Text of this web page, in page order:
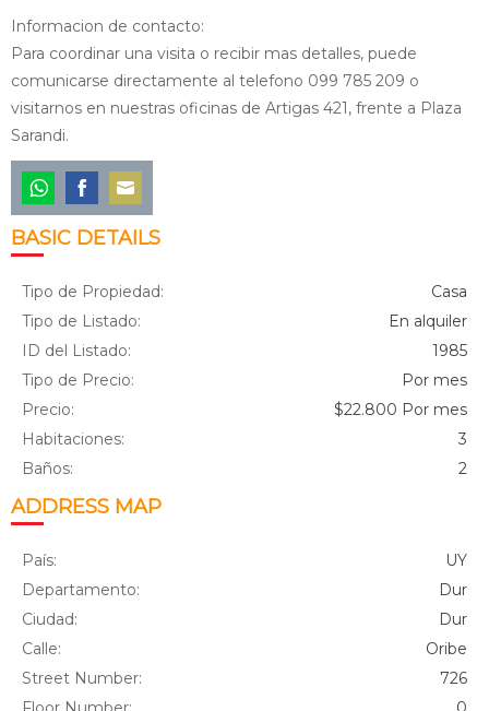
Informacion de contacto:
Para coordinar una visita o recibir mas detalles, puede
comunicarse directamente al telefono 099 785 209 o
visitarnos en nuestras oficinas de Artigas 421, frente a Plaza
Sarandi.
Share
on
Share
on
Share
on
BASIC DETAILS
Tipo de Propiedad:
Casa
Tipo de Listado:
En alquiler
ID del Listado:
1985
Tipo de Precio:
Por mes
Precio:
$22.800 Por mes
Habitaciones:
3
Baños:
2
ADDRESS MAP
País:
UY
Departamento:
Dur
Ciudad:
Dur
Calle:
Oribe
Street Number:
726